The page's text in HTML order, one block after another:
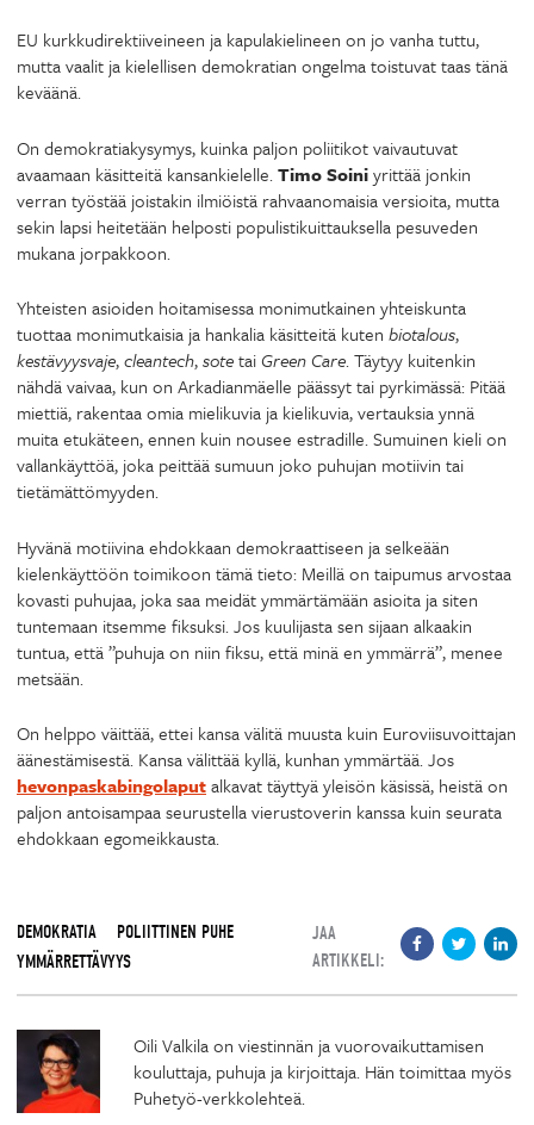
EU kurkkudirektiiveineen ja kapulakielineen on jo vanha tuttu,
mutta vaalit ja kielellisen demokratian ongelma toistuvat taas tänä
keväänä.
On demokratiakysymys, kuinka paljon poliitikot vaivautuvat
avaamaan käsitteitä kansankielelle.Timo Soiniyrittää jonkin
verran työstää joistakin ilmiöistä rahvaanomaisia versioita, mutta
sekin lapsi heitetään helposti populistikuittauksella pesuveden
mukana jorpakkoon.
Yhteisten asioiden hoitamisessa monimutkainen yhteiskunta
tuottaa monimutkaisia ja hankalia käsitteitä kuten biotalous,
kestävyysvaje,cleantech,sotetaiGreen Care. Täytyy kuitenkin
nähdä vaivaa, kun on Arkadianmäelle päässyt tai pyrkimässä: Pitää
miettiä, rakentaa omia mielikuvia ja kielikuvia, vertauksia ynnä
muita etukäteen, ennen kuin nousee estradille. Sumuinen kieli on
vallankäyttöä, joka peittää sumuun joko puhujan motiivin tai
tietämättömyyden.
Hyvänä motiivina ehdokkaan demokraattiseen ja selkeään
kielenkäyttöön toimikoon tämä tieto: Meillä on taipumus arvostaa
kovasti puhujaa, joka saa meidät ymmärtämään asioita ja siten
tuntemaan itsemme fiksuksi. Jos kuulijasta sen sijaan alkaakin
tuntua, että ”puhuja on niin fiksu, että minä en ymmärrä”, menee
metsään.
On helppo väittää, ettei kansa välitä muusta kuin Euroviisuvoittajan
äänestämisestä. Kansa välittää kyllä, kunhan ymmärtää. Jos
hevonpaskabingolaputalkavat täyttyä yleisön käsissä, heistä on
paljon antoisampaa seurustella vierustoverin kanssa kuin seurata
ehdokkaan egomeikkausta.
DEMOKRATIA
POLIITTINEN PUHE
YMMÄRRETTÄVYYS
JAA
ARTIKKELI:
Oili Valkila on viestinnän ja vuorovaikuttamisen
kouluttaja, puhuja ja kirjoittaja. Hän toimittaa myös
Puhetyö-verkkolehteä.